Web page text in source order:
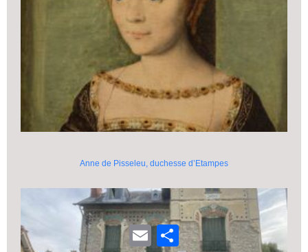
Anne de Pisseleu, duchesse d’Etampes
E
P
a